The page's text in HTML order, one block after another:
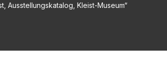
Ausstellungskatalog, Kleist-Museum“